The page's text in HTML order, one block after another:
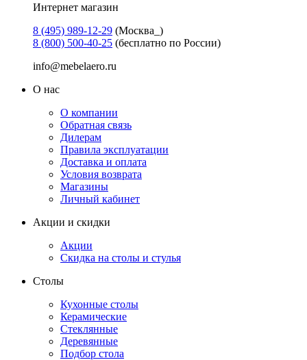
Интернет магазин
8 (495) 989-12-29 (Москва_)
8 (800) 500-40-25 (бесплатно по России)
info@mebelaero.ru
О нас
О компании
Обратная связь
Дилерам
Правила эксплуатации
Доставка и оплата
Условия возврата
Магазины
Личный кабинет
Акции и скидки
Акции
Скидка на столы и стулья
Столы
Кухонные столы
Керамические
Стеклянные
Деревянные
Подбор стола